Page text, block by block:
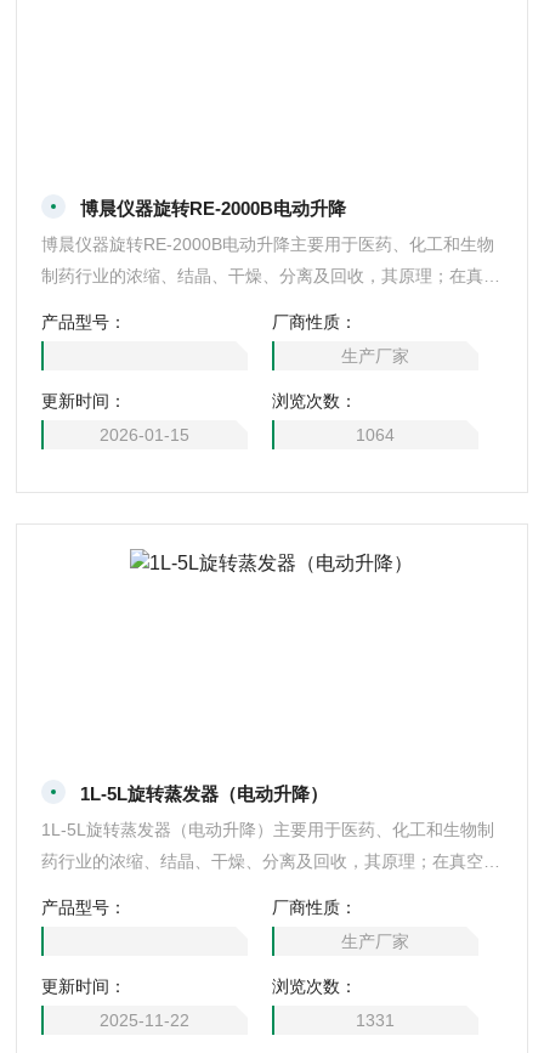
博晨仪器旋转RE-2000B电动升降
博晨仪器旋转RE-2000B电动升降主要用于医药、化工和生物
制药行业的浓缩、结晶、干燥、分离及回收，其原理；在真空
面积薄膜，高校蒸发，溶媒蒸汽经高效冷凝器冷却，回收于收
集瓶中，大大提高蒸发效率，特别选用于对高温容易分解变性
的生物制品浓缩提纯。
产品型号：
厂商性质：
生产厂家
更新时间：
2026-01-15
浏览次数：
1064
1L-5L旋转蒸发器（电动升降）
1L-5L旋转蒸发器（电动升降）主要用于医药、化工和生物制
药行业的浓缩、结晶、干燥、分离及回收，其原理；在真空条
积薄膜，高校蒸发，溶媒蒸汽经高效冷凝器冷却，回收于收集
瓶中，大大提高蒸发效率，特别选用于对高温容易分解变性的
生物制品浓缩提纯。
产品型号：
厂商性质：
生产厂家
更新时间：
2025-11-22
浏览次数：
1331